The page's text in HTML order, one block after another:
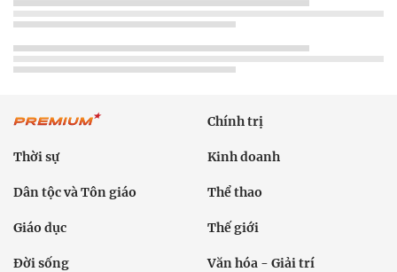
Chính trị
Thời sự Kinh doanh
Dân tộc và Tôn giáo Thể thao
Giáo dục Thế giới
Đời sống Văn hóa - Giải trí